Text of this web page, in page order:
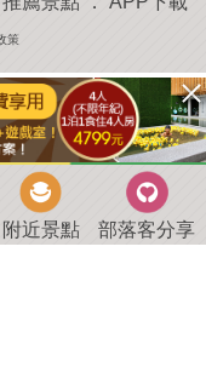
策
附近景點 部落客分享